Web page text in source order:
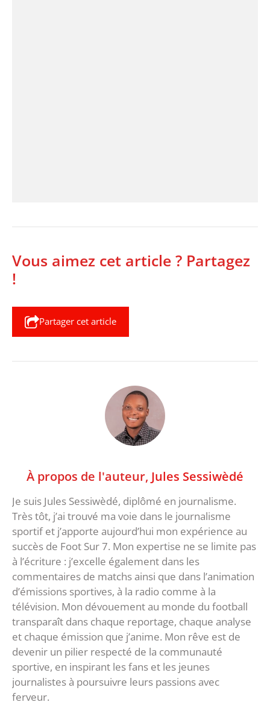
Vous aimez cet article ? Partagez
!
Partager cet article
À propos de l'auteur, Jules Sessiwèdé
Je suis Jules Sessiwèdé, diplômé en journalisme.
Très tôt, j’ai trouvé ma voie dans le journalisme
sportif et j’apporte aujourd’hui mon expérience au
succès de Foot Sur 7. Mon expertise ne se limite pas
à l’écriture : j’excelle également dans les
commentaires de matchs ainsi que dans l’animation
d’émissions sportives, à la radio comme à la
télévision. Mon dévouement au monde du football
transparaît dans chaque reportage, chaque analyse
et chaque émission que j’anime. Mon rêve est de
devenir un pilier respecté de la communauté
sportive, en inspirant les fans et les jeunes
journalistes à poursuivre leurs passions avec
ferveur.